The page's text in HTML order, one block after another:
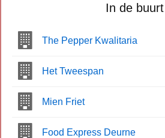
In de buurt
The Pepper Kwalitaria
Het Tweespan
Mien Friet
Food Express Deurne